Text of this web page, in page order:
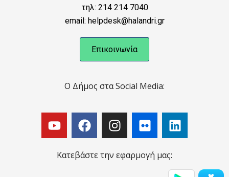
τηλ: 214 214 7040
email: helpdesk@halandri.gr
Επικοινωνία
Ο Δήμος στα Social Media:
Κατεβάστε την εφαρμογή μας: